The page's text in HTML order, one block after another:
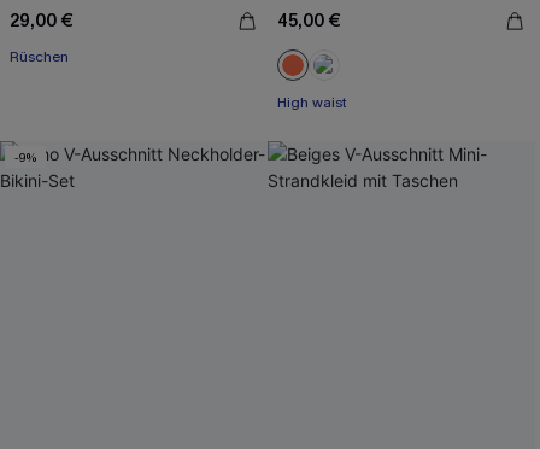
29,00 €
Rüschen
45,00 €
High waist
-9%